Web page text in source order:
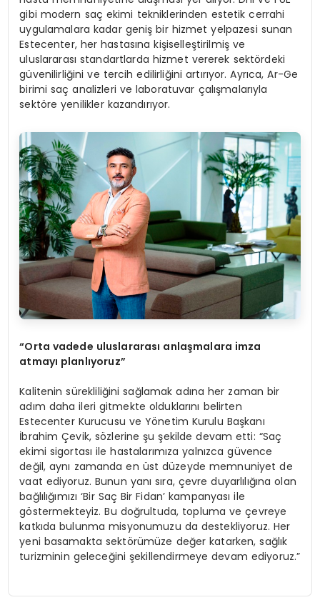
gibi modern saç ekimi tekniklerinden estetik cerrahi
uygulamalara kadar geniş bir hizmet yelpazesi sunan
Estecenter, her hastasına kişiselleştirilmiş ve
uluslararası standartlarda hizmet vererek sektördeki
güvenilirliğini ve tercih edilirliğini artırıyor. Ayrıca, Ar-Ge
birimi saç analizleri ve laboratuvar çalışmalarıyla
sektöre yenilikler kazandırıyor.
“Orta vadede uluslararası anlaşmalara imza
atmayı planlıyoruz”
Kalitenin sürekliliğini sağlamak adına her zaman bir
adım daha ileri gitmekte olduklarını belirten
Estecenter Kurucusu ve Yönetim Kurulu Başkanı
İbrahim Çevik, sözlerine şu şekilde devam etti: “Saç
ekimi sigortası ile hastalarımıza yalnızca güvence
değil, aynı zamanda en üst düzeyde memnuniyet de
vaat ediyoruz. Bunun yanı sıra, çevre duyarlılığına olan
bağlılığımızı ‘Bir Saç Bir Fidan’ kampanyası ile
göstermekteyiz. Bu doğrultuda, topluma ve çevreye
katkıda bulunma misyonumuzu da destekliyoruz. Her
yeni basamakta sektörümüze değer katarken, sağlık
turizminin geleceğini şekillendirmeye devam ediyoruz.”